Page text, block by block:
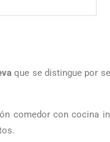
que se distingue por
comedor con cocina